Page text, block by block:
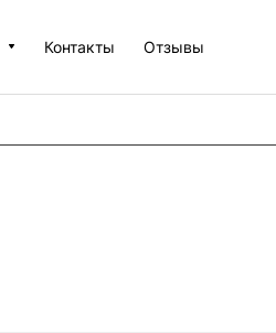
Контакты Отзывы